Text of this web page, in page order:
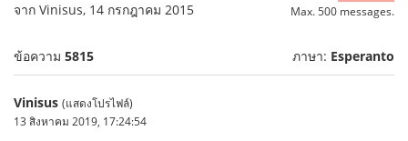
Max. 500 messages.
จาก Vinisus, 14 กรกฎาคม 2015
ข้อความ 5815 ภาษา: Esperanto
Vinisus (แสดงโปรไฟล์)
13 สิงหาคม 2019, 17:24:54